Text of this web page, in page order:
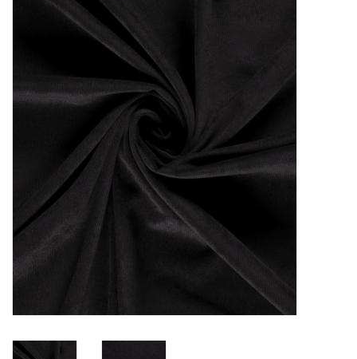
Diy pakketten
Studio Olive inspireert....